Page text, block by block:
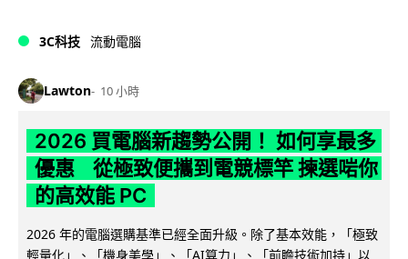
3C科技 流動電腦
Lawton 10 小時
2026 買電腦新趨勢公開！ 如何享最多
優惠 從極致便攜到電競標竿 揀選啱你
的高效能 PC
2026 年的電腦選購基準已經全面升級。除了基本效能，「極致
輕量化」、「機身美學」、「AI算力」、「前瞻技術加持」以